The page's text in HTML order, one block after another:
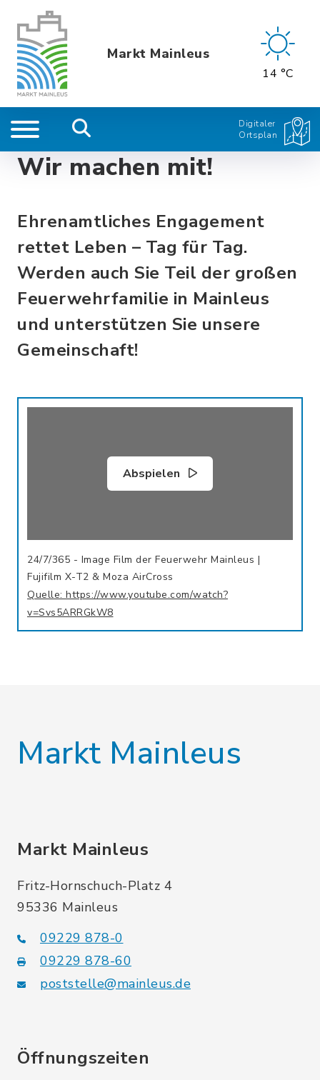
Markt Mainleus
14 °C
Digitaler
Ortsplan
Wir machen mit!
Ehrenamtliches Engagement
rettet Leben – Tag für Tag.
Werden auch Sie Teil der großen
Feuerwehrfamilie in Mainleus
und unterstützen Sie unsere
Gemeinschaft!
Abspielen
24/7/365 - Image Film der Feuerwehr Mainleus |
Fujifilm X-T2 & Moza AirCross
Quelle: https://www.youtube.com/watch?
v=Svs5ARRGkW8
Markt Mainleus
Markt Mainleus
Fritz-Hornschuch-Platz 4
95336 Mainleus
09229 878-0
09229 878-60
poststelle@mainleus.de
Öffnungszeiten